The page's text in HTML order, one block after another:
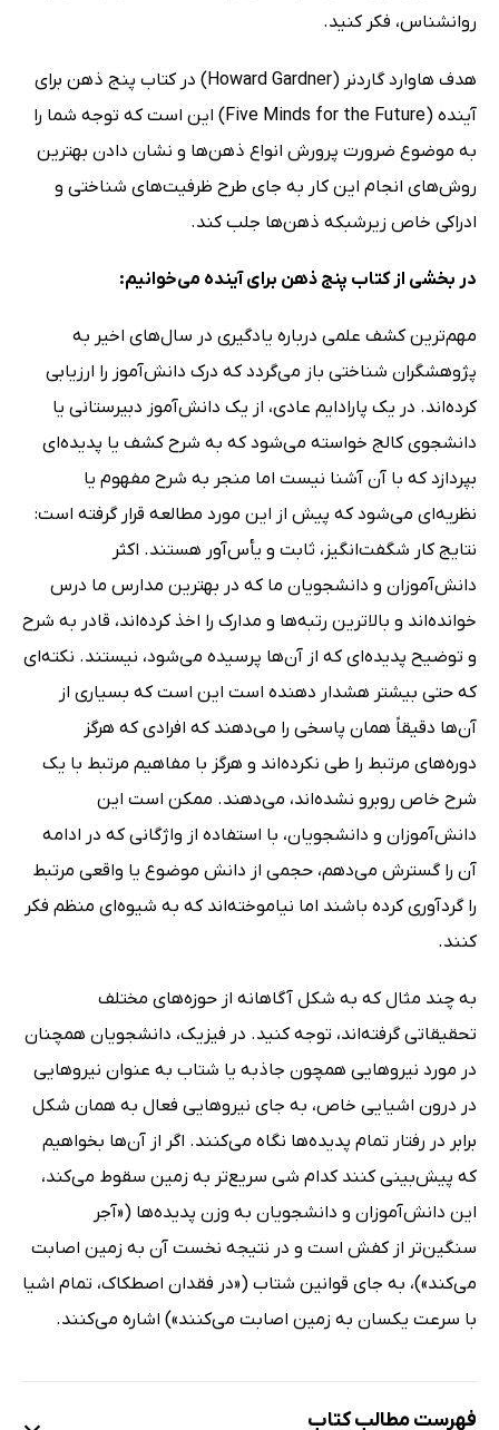
روانشناس، فکر کنید.
هدف هاوارد گاردنر (Howard Gardner) در کتاب پنج ذهن برای
آینده (Five Minds for the Future) این است که توجه شما را
به موضوع ضرورت پرورش انواع ذهن‌ها و نشان دادن بهترین
روش‌های انجام این کار به جای طرح ظرفیت‌های شناختی و
ادراکی خاص زیرشبکه ذهن‌ها جلب کند.
در بخشی از کتاب پنج ذهن برای آینده می‌خوانیم:
مهم‌ترین کشف علمی درباره یادگیری در سال‌های اخیر به
پژوهشگران شناختی باز می‌گردد که درک دانش‌آموز را ارزیابی
کرده‌اند. در یک پارادایم عادی، از یک دانش‌آموز دبیرستانی یا
دانشجوی کالج خواسته می‌شود که به شرح کشف یا پدیده‌ای
بپردازد که با آن آشنا نیست اما منجر به شرح مفهوم یا
نظریه‌ای می‌شود که پیش از این مورد مطالعه قرار گرفته است:
نتایج کار شگفت‌انگیز، ثابت و یأس‌آور هستند. اکثر
دانش‌آموزان و دانشجویان ما که در بهترین مدارس ما درس
خوانده‌اند و بالاترین رتبه‌ها و مدارک را اخذ کرده‌اند، قادر به شرح
و توضیح پدیده‌ای که از آن‌ها پرسیده می‌شود، نیستند. نکته‌ای
که حتی بیشتر هشدار دهنده است این است که بسیاری از
آن‌ها دقیقاً همان پاسخی را می‌دهند که افرادی که هرگز
دوره‌های مرتبط را طی نکرده‌اند و هرگز با مفاهیم مرتبط با یک
شرح خاص روبرو نشده‌اند، می‌دهند. ممکن است این
دانش‌آموزان و دانشجویان، با استفاده از واژگانی که در ادامه
آن را گسترش می‌دهم، حجمی از دانش موضوع یا واقعی مرتبط
را گردآوری کرده باشند اما نیاموخته‌اند که به شیوه‌ای منظم فکر
کنند.
به چند مثال که به شکل آگاهانه از حوزه‌های مختلف
تحقیقاتی گرفته‌اند، توجه کنید. در فیزیک، دانشجویان همچنان
در مورد نیروهایی همچون جاذبه یا شتاب به عنوان نیروهایی
در درون اشیایی خاص، به جای نیروهایی فعال به همان شکل
برابر در رفتار تمام پدیده‌ها نگاه می‌کنند. اگر از آن‌ها بخواهیم
که پیش‌بینی کنند کدام شی سریع‌تر به زمین سقوط می‌کند،
این دانش‌آموزان و دانشجویان به وزن پدیده‌ها («آجر
سنگین‌تر از کفش است و در نتیجه نخست آن به زمین اصابت
می‌کند»)، به جای قوانین شتاب («در فقدان اصطکاک، تمام اشیا
با سرعت یکسان به زمین اصابت می‌کنند») اشاره می‌کنند.
فهرست مطالب کتاب